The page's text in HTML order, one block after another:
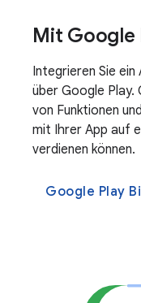
Mit Google
Integrieren Sie
über Google Play.
von Funktionen
mit Ihrer App auf
verdienen können.
Google Play